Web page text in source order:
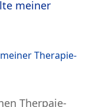
Therapie-
Therpaie-